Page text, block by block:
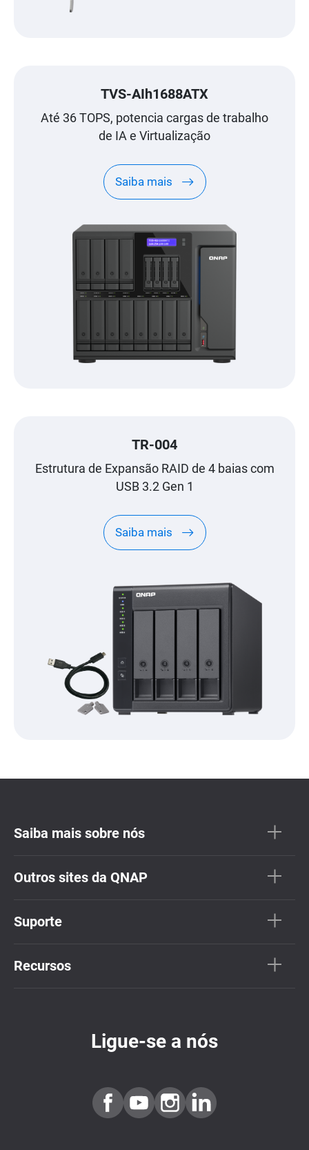
TVS-AIh1688ATX
Até 36 TOPS, potencia cargas de trabalho
de IA e Virtualização
Saiba mais
TR-004
Estrutura de Expansão RAID de 4 baias com
USB 3.2 Gen 1
Saiba mais
Saiba mais sobre nós
Outros sites da QNAP
Suporte
Recursos
Ligue-se a nós